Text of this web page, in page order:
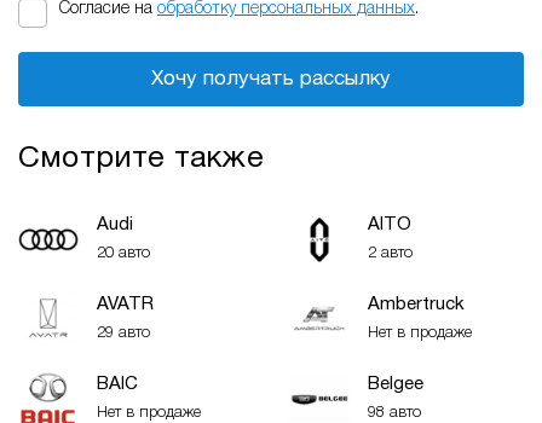
Согласие на обработку персональных данных.
Хочу получать рассылку
Смотрите также
Audi
20 авто
AITO
2 авто
AVATR
29 авто
Ambertruck
Нет в продаже
BAIC
Нет в продаже
Belgee
98 авто